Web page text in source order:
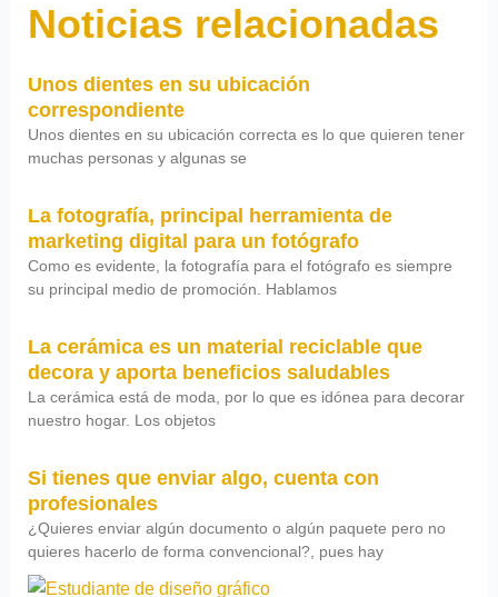
Noticias relacionadas
Unos dientes en su ubicación
correspondiente
Unos dientes en su ubicación correcta es lo que quieren tener
muchas personas y algunas se
La fotografía, principal herramienta de
marketing digital para un fotógrafo
Como es evidente, la fotografía para el fotógrafo es siempre
su principal medio de promoción. Hablamos
La cerámica es un material reciclable que
decora y aporta beneficios saludables
La cerámica está de moda, por lo que es idónea para decorar
nuestro hogar. Los objetos
Si tienes que enviar algo, cuenta con
profesionales
¿Quieres enviar algún documento o algún paquete pero no
quieres hacerlo de forma convencional?, pues hay